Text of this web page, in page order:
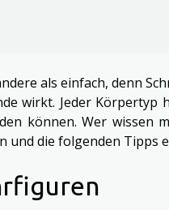
als einfach, denn
wirkt. Jeder Körpertyp
können. Wer wissen
und die folgenden Tipps